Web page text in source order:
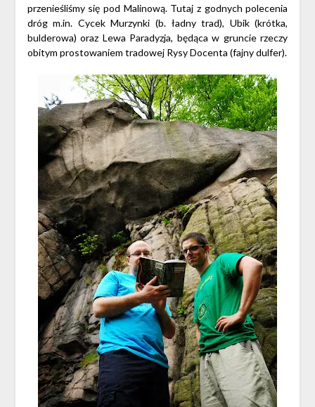
przenieśliśmy się pod Malinową. Tutaj z godnych polecenia
dróg m.in. Cycek Murzynki (b. ładny trad), Ubik (krótka,
bulderowa) oraz Lewa Paradyzja, będąca w gruncie rzeczy
obitym prostowaniem tradowej Rysy Docenta (fajny dulfer).